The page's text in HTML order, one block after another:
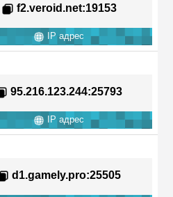
f2.veroid.net:19153
IP адрес
95.216.123.244:25793
IP адрес
d1.gamely.pro:25505